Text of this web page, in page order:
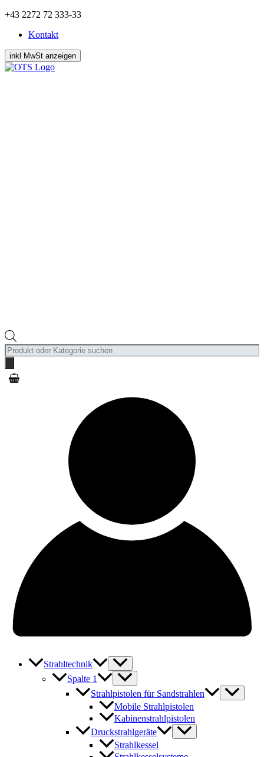
Zum
springen
+43 2272 72 333-33
Kontakt
Products
search
Strahltechnik
Spalte 1
Strahlpistolen für Sandstrahlen
Mobile Strahlpistolen
Kabinenstrahlpistolen
Druckstrahlgeräte
Strahlkessel